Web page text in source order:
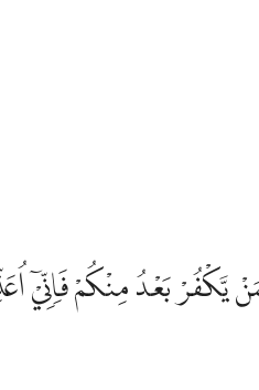
يَّكْفُرْ بَعْدُ مِنْكُمْ فَاِنِّيْٓ